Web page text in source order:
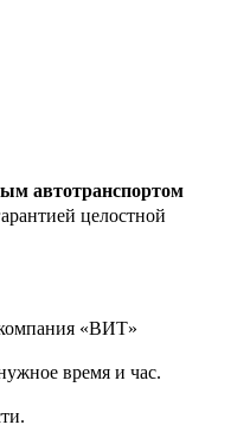
автотранспортом
целостной
компания «ВИТ»
время и час.